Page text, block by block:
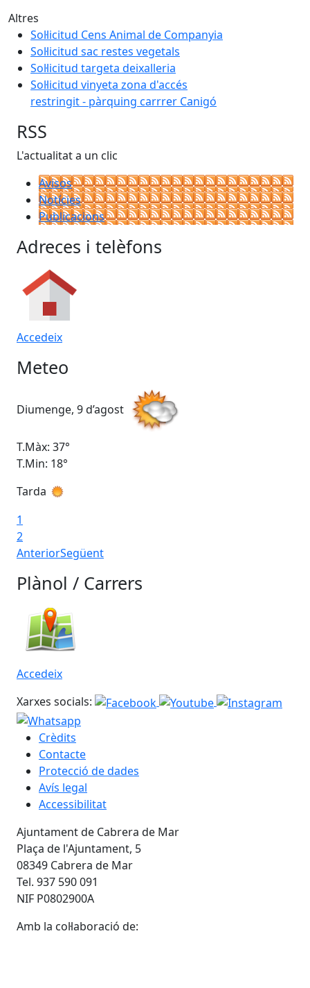
Altres
Sol·licitud Cens Animal de Companyia
Sol·licitud sac restes vegetals
Sol·licitud targeta deixalleria
Sol·licitud vinyeta zona d'accés
restringit - pàrquing carrrer Canigó
RSS
L'actualitat a un clic
Avisos
Notícies
Publicacions
Adreces i telèfons
Accedeix
Meteo
Diumenge, 9 d’agost
T.Màx: 37°
T.Min: 18°
Tarda
1
2
AnteriorSegüent
Plànol / Carrers
Accedeix
Xarxes socials:
Crèdits
Contacte
Protecció de dades
Avís legal
Accessibilitat
Ajuntament de Cabrera de Mar
Plaça de l'Ajuntament, 5
08349 Cabrera de Mar
Tel. 937 590 091
NIF P0802900A
Amb la col·laboració de: